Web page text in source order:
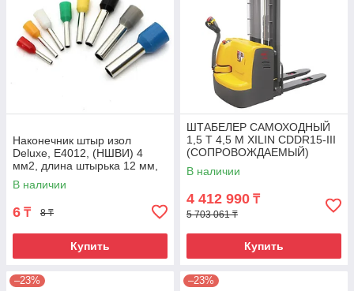
Наконечник штыр изол
Deluxe, Е4012, (НШВИ) 4
мм2, длина штырька 12 мм,
(1000 шт/упак)
В наличии
6 ₸ 8 ₸
Купить
ШТАБЕЛЕР САМОХОДНЫЙ
1,5 Т 4,5 М XILIN CDDR15-III
(СОПРОВОЖДАЕМЫЙ)
В наличии
4 412 990 ₸
5 703 061 ₸
Купить
–23% –23%